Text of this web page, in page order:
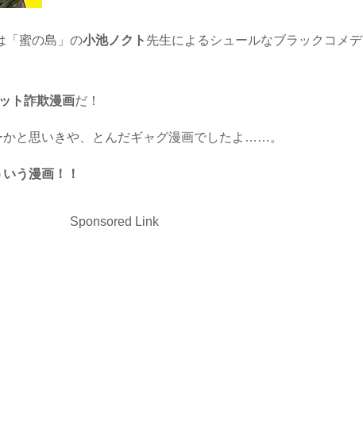
「蜜の島」の小池ノクト 先生によるシュールなブラックコメデ
ト詐欺漫画だ！
と思いきや、とんだギャグ漫画でしたよ……。
う漫画！！
Sponsored Link